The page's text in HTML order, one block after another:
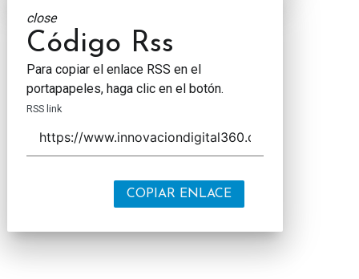
close
Código Rss
Para copiar el enlace RSS en el
portapapeles, haga clic en el botón.
RSS link
COPIAR ENLACE